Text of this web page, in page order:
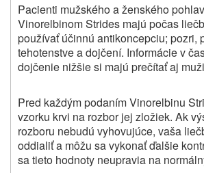
Pacienti mužského a ženského
Vinorelbinom Strides majú počas
používať účinnú antikoncepciu; pozri,
tehotenstve a dojčení. Informácie v
dojčenie nižšie si majú prečítať aj
Pred každým podaním Vinorelbinu
vzorku krvi na rozbor jej zložiek. Ak
rozboru nebudú vyhovujúce, vaša
oddialiť a môžu sa vykonať ďalšie
sa tieto hodnoty neupravia na